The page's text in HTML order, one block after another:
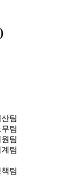
팀
팀
팀
팀
팀